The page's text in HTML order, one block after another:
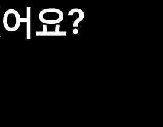
요?